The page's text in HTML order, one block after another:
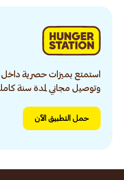
استمتع بميزات حصرية
وتوصيل مجاني لمدة سنة
حمل التطبيق الآن